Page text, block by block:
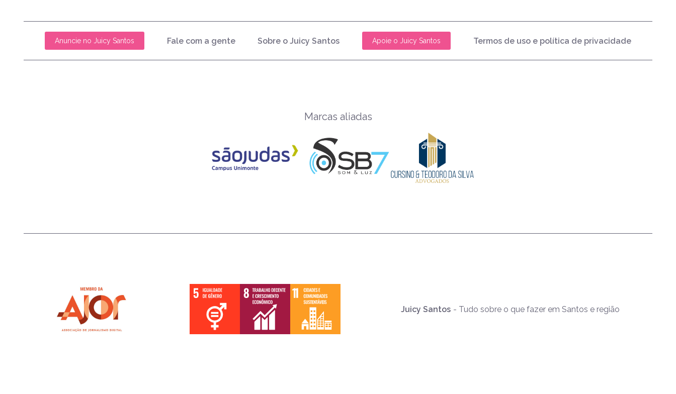
Anuncie no Juicy Santos Fale com a gente Sobre o Juicy Santos Apoie o Juicy Santos Termos de uso e política de privacidade
Marcas aliadas
Juicy Santos - Tudo sobre o que fazer em Santos e região